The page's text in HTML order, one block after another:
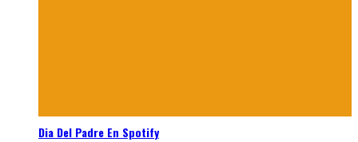
Dia Del Padre En Spotify